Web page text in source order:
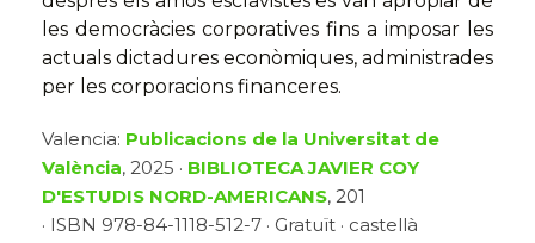
les democràcies corporatives fins a imposar les
actuals dictadures econòmiques, administrades
per les corporacions financeres.
Valencia: Publicacions de la Universitat de
València, 2025 · BIBLIOTECA JAVIER COY
D'ESTUDIS NORD-AMERICANS, 201
· ISBN 978-84-1118-512-7 · Gratuït · castellà